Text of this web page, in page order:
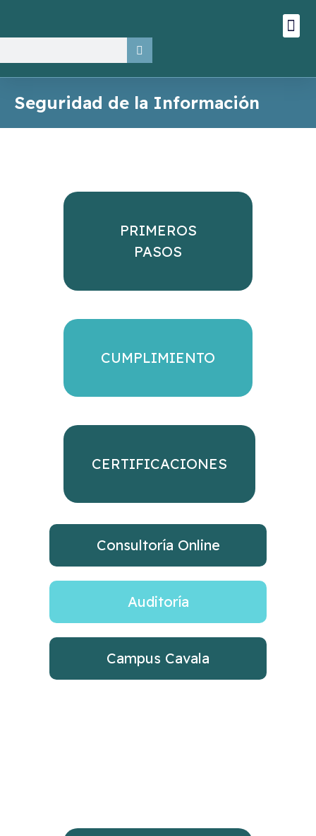
contenido
Seguridad de la Información
PRIMEROS
PASOS
CUMPLIMIENTO
CERTIFICACIONES
Consultoría Online
Auditoría
Campus Cavala